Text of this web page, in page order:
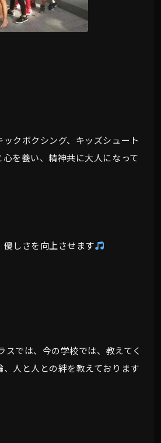
クボクシング、キッズシュート
を養い、精神共に大人になって
しさを向上させます
スでは、今の学校では、教えてく
人と人との絆を教えております